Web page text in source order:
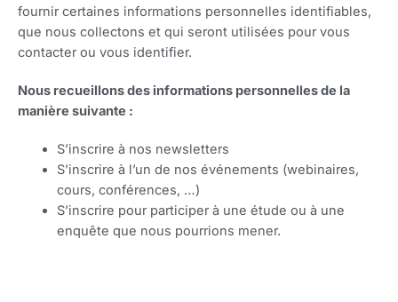
fournir certaines informations personnelles identifiables,
que nous collectons et qui seront utilisées pour vous
contacter ou vous identifier.
Nous recueillons des informations personnelles de la
manière suivante :
S’inscrire à nos newsletters
S’inscrire à l’un de nos événements (webinaires,
cours, conférences, …)
S’inscrire pour participer à une étude ou à une
enquête que nous pourrions mener.